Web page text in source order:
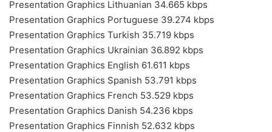
Presentation Graphics Lithuanian 34.665 kbps
Presentation Graphics Portuguese 39.274 kbps
Presentation Graphics Turkish 35.719 kbps
Presentation Graphics Ukrainian 36.892 kbps
Presentation Graphics English 61.611 kbps
Presentation Graphics Spanish 53.791 kbps
Presentation Graphics French 53.529 kbps
Presentation Graphics Danish 54.236 kbps
Presentation Graphics Finnish 52.632 kbps